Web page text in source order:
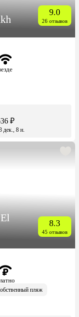
9.0
26 отзывов
₽
дек., 8 н.
8.3
45 отзывов
пляж